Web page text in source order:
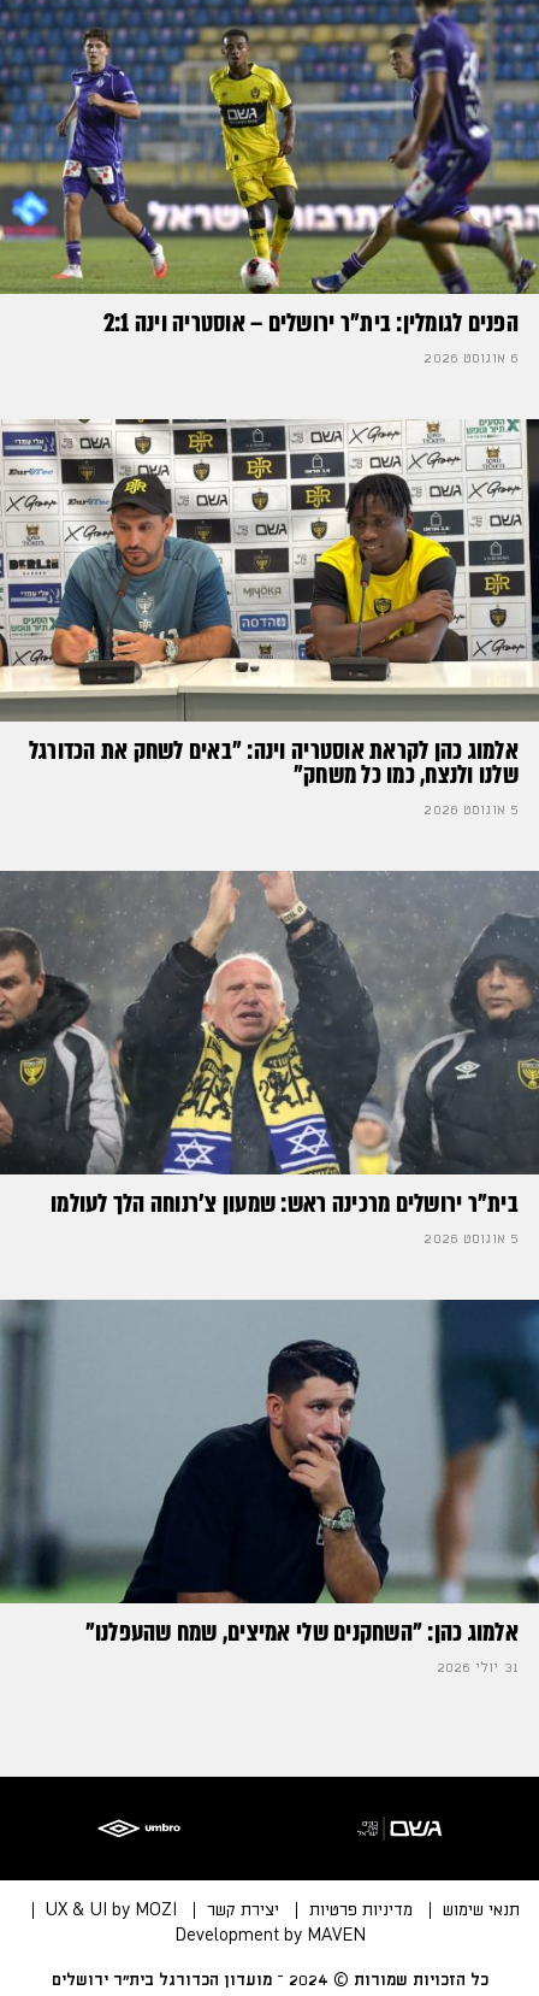
הפנים לגומלין: בית״ר ירושלים – אוסטריה וינה 2:1
6 אוגוסט 2026
אלמוג כהן לקראת אוסטריה וינה: ״באים לשחק את הכדורגל
שלנו ולנצח, כמו כל משחק״
5 אוגוסט 2026
בית"ר ירושלים מרכינה ראש: שמעון צ'רנוחה הלך לעולמו
5 אוגוסט 2026
אלמוג כהן: "השחקנים שלי אמיצים, שמח שהעפלנו"
31 יולי 2026
תנאי שימוש מדיניות פרטיות יצירת קשר
UX & UI by MOZI
Development by MAVEN
כל הזכויות שמורות © 2024 – מועדון הכדורגל בית״ר ירושלים